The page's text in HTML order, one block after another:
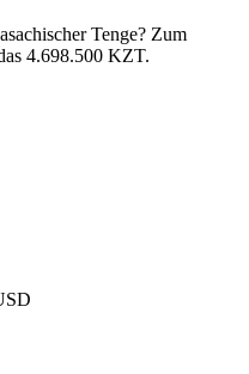
Tenge? Zum
4.698.500 KZT.